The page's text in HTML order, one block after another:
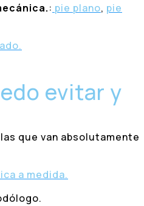
: pie plano, pie
evitar y
que van absolutamente
a medida.